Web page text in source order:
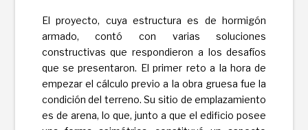
El proyecto, cuya estructura es de hormigón
armado, contó con varias soluciones
constructivas que respondieron a los desafíos
que se presentaron. El primer reto a la hora de
empezar el cálculo previo a la obra gruesa fue la
condición del terreno. Su sitio de emplazamiento
es de arena, lo que, junto a que el edificio posee